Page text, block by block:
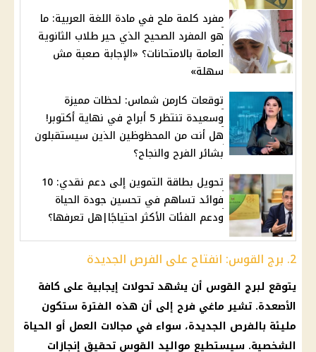
مفرد كلمة ملح في مادة اللغة العربية: ما
هو المفرد الصحيح الذي حير طلاب الثانوية
العامة بالامتحانات؟ «الإجابة صعبة مش
سهلة»
توقعات كارمن شماس: لحظات مميزة
وسعيدة تنتظر 5 أبراج في نهاية أكتوبر!
هل أنت من المحظوظين الذين سيستقبلون
بشائر الفرح والنجاح؟
تحويل بطاقة التموين إلى دعم نقدي: 10
فوائد تساهم في تحسين جودة الحياة
ودعم الفئات الأكثر احتياجًا|هل تعرفها؟
2. برج القوس: انفتاح على الفرص الجديدة
يتوقع لبرج القوس أن يشهد تحولات إيجابية على كافة
الأصعدة. تشيرماغي فرح إلى أن هذه الفترة ستكون
مليئة بالفرص الجديدة، سواء في مجالات العمل أو الحياة
الشخصية. سيستطيع مواليد القوس تحقيق إنجازات